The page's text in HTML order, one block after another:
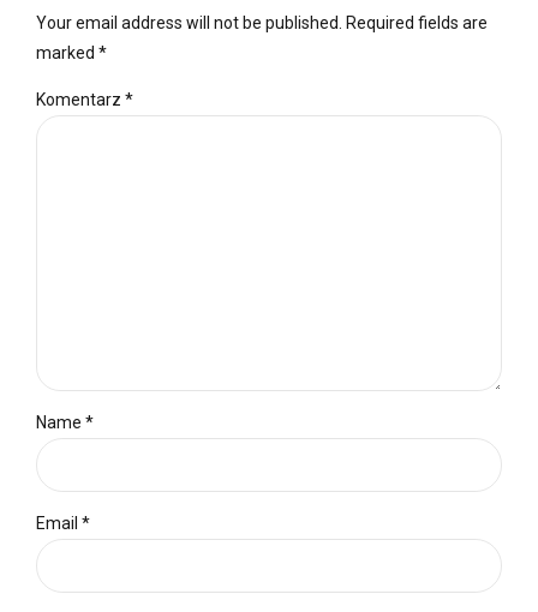
Your email address will not be published. Required fields are
marked *
Komentarz *
Name *
Email *